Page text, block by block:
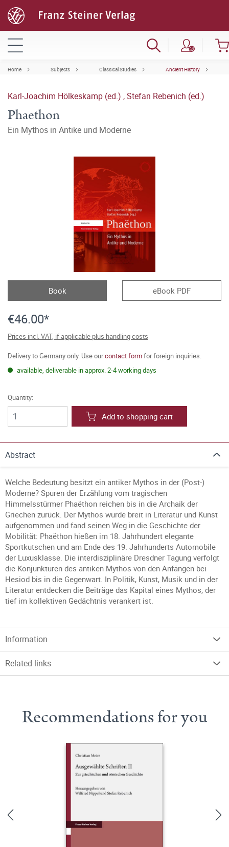
Home Subjects Classical Studies Ancient History
Karl-Joachim Hölkeskamp (ed.) ,Stefan Rebenich (ed.)
Phaethon
Ein Mythos in Antike und Moderne
Book eBook PDF
€46.00*
Prices incl. VAT, if applicable plus handling costs
Delivery to Germany only. Use ourcontact formfor foreign inquiries.
available, deliverable in approx. 2-4 working days
Quantity:
Add to shopping cart
Abstract
Welche Bedeutung besitzt ein antiker Mythos in der (Post-)
Moderne? Spuren der Erzählung vom tragischen
Himmelsstürmer Phaëthon reichen bis in die Archaik der
Griechen zurück. Der Mythos wurde breit in Literatur und Kunst
aufgenommen und fand seinen Weg in die Geschichte der
Mobilität: Phaëthon hießen im 18. Jahrhundert elegante
Sportkutschen und am Ende des 19. Jahrhunderts Automobile
der Luxusklasse. Die interdisziplinäre Dresdner Tagung verfolgt
die Konjunkturen des antiken Mythos von den Anfängen bei
Hesiod bis in die Gegenwart. In Politik, Kunst, Musik und in der
Literatur entdecken die Beiträge das Kapital eines Mythos, der
tief im kollektiven Gedächtnis verankert ist.
Information
Related links
Recommendations for you